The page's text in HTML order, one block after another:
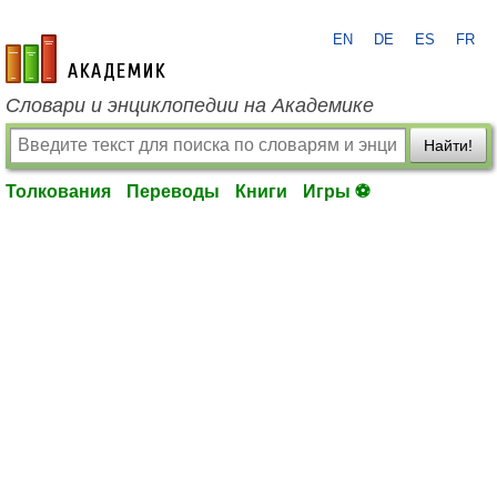
academic.ru
EN DE ES FR
Словари и энциклопедии на Академике
Найти!
Толкования Переводы Книги Игры ⚽